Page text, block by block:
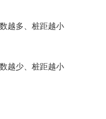
越多、桩距越小
越少、桩距越小